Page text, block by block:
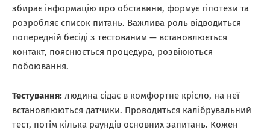
збирає інформацію про обставини, формує гіпотези та
розробляє список питань. Важлива роль відводиться
попередній бесіді з тестованим — встановлюється
контакт, пояснюється процедура, розвіюються
побоювання.
Тестування: людина сідає в комфортне крісло, на неї
встановлюються датчики. Проводиться калібрувальний
тест, потім кілька раундів основних запитань. Кожен